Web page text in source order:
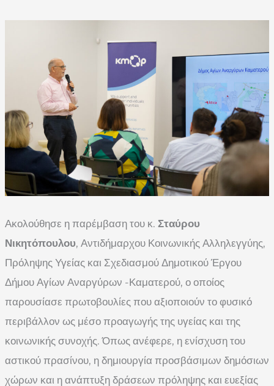
Ακολούθησε η παρέμβαση του κ. Σταύρου
Νικητόπουλου, Αντιδήμαρχου Κοινωνικής Αλληλεγγύης,
Πρόληψης Υγείας και Σχεδιασμού Δημοτικού Έργου
Δήμου Αγίων Αναργύρων -Καματερού, ο οποίος
παρουσίασε πρωτοβουλίες που αξιοποιούν το φυσικό
περιβάλλον ως μέσο προαγωγής της υγείας και της
κοινωνικής συνοχής. Όπως ανέφερε, η ενίσχυση του
αστικού πρασίνου, η δημιουργία προσβάσιμων δημόσιων
χώρων και η ανάπτυξη δράσεων πρόληψης και ευεξίας